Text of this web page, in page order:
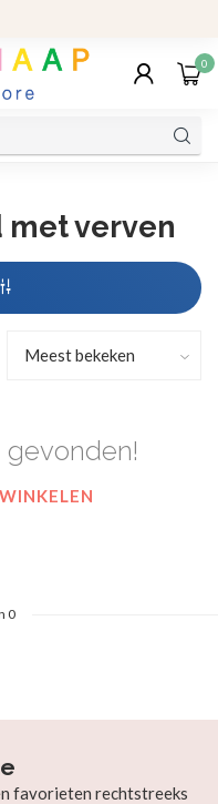
0
met verven
0
favorieten rechtstreeks